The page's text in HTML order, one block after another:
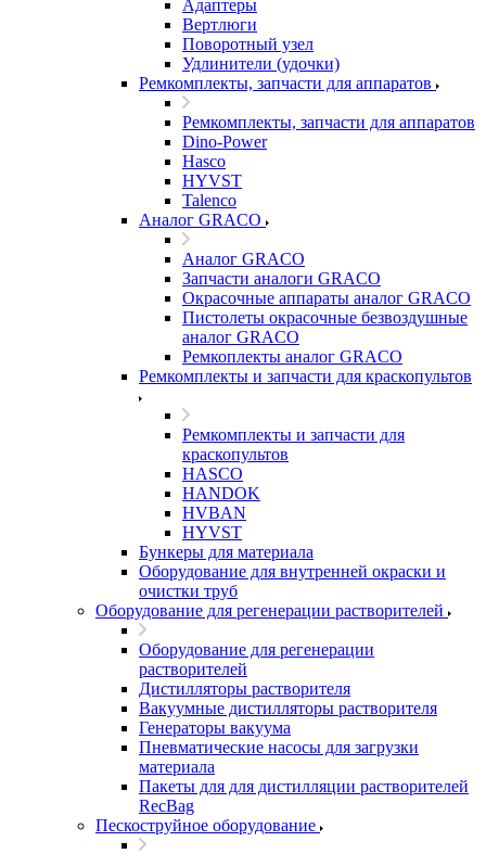
Адаптеры
Вертлюги
Поворотный узел
Удлинители (удочки)
Ремкомплекты, запчасти для аппаратов
Ремкомплекты, запчасти для аппаратов
Dino-Power
Hasco
HYVST
Talenco
Аналог GRACO
Аналог GRACO
Запчасти аналоги GRACO
Окрасочные аппараты аналог GRACO
Пистолеты окрасочные безвоздушные
аналог GRACO
Ремкоплекты аналог GRACO
Ремкомплекты и запчасти для краскопультов
Ремкомплекты и запчасти для
краскопультов
HASCO
HANDOK
HVBAN
HYVST
Бункеры для материала
Оборудование для внутренней окраски и
очистки труб
Оборудование для регенерации растворителей
Оборудование для регенерации
растворителей
Дистилляторы растворителя
Вакуумные дистилляторы растворителя
Генераторы вакуума
Пневматические насосы для загрузки
материала
Пакеты для для дистилляции растворителей
RecBag
Пескоструйное оборудование